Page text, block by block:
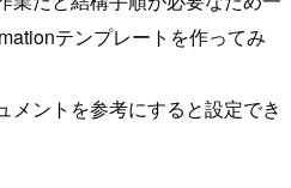
テンプレートを作ってみ
メントを参考にすると設定でき